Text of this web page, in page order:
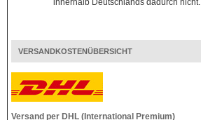
innerhalb Deutschlands dadurch nicht.
VERSANDKOSTENÜBERSICHT
Versand per DHL (International Premium)